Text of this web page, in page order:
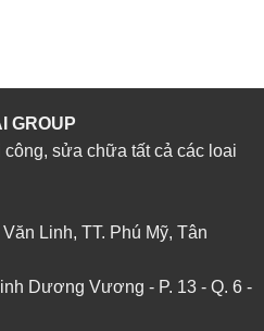
GROUP
công, sửa chữa tất cả các loai
Linh, TT. Phú Mỹ, Tân
Dương Vương - P. 13 - Q. 6 -